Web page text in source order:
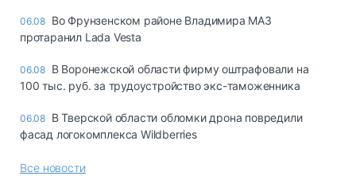
06.08 Во Фрунзенском районе Владимира МАЗ
протаранил Lada Vesta
06.08 В Воронежской области фирму оштрафовали на
100 тыс. руб. за трудоустройство экс-таможенника
06.08 В Тверской области обломки дрона повредили
фасад логокомплекса Wildberries
Все новости